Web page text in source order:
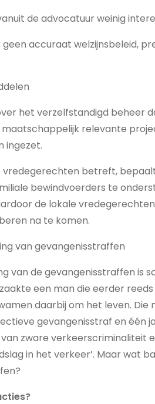
de advocatuur weinig
geen accuraat welzijnsbeleid,
het verzelfstandigd beheer
relevante
ingezet.
vredegerechten betreft,
bewindvoerders te
de lokale
na te komen.
van gevangenisstraffen
van de gevangenisstraffen is
een man die eerder
daarbij om het leven.
gevangenisstraf en één
zware verkeerscriminaliteit
in het verkeer’. Maar wat